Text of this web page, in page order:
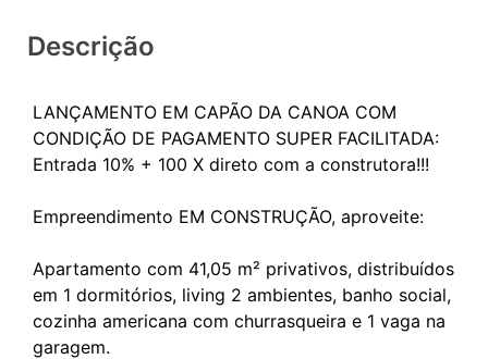
Descrição
LANÇAMENTO EM CAPÃO DA CANOA COM
CONDIÇÃO DE PAGAMENTO SUPER FACILITADA:
Entrada 10% + 100 X direto com a construtora!!!
Empreendimento EM CONSTRUÇÃO, aproveite:
Apartamento com 41,05 m² privativos, distribuídos
em 1 dormitórios, living 2 ambientes, banho social,
cozinha americana com churrasqueira e 1 vaga na
garagem.